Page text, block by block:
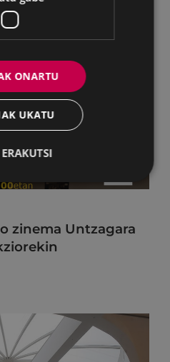
zinema Untzagara
ONARTU
UKATU